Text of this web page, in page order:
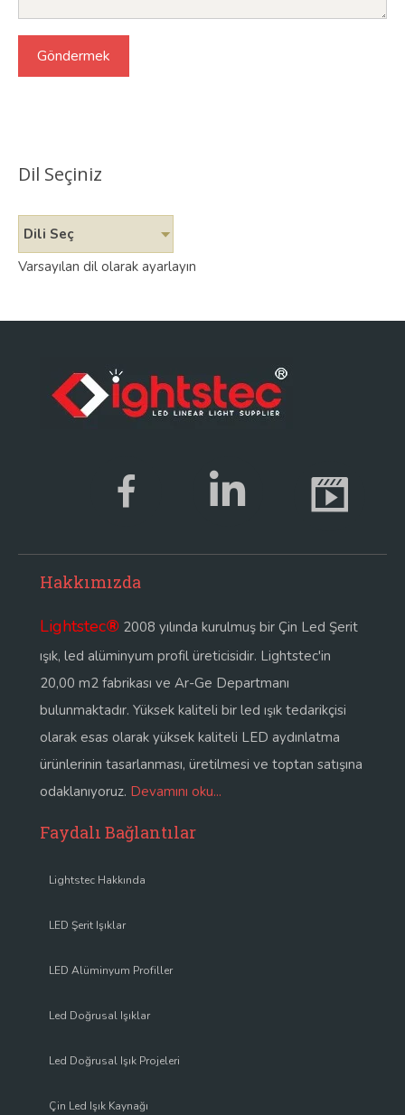
Dil Seçiniz
Dili Seç
Varsayılan dil olarak ayarlayın
Hakkımızda
Lightstec® 2008 yılında kurulmuş bir Çin Led Şerit
ışık, led alüminyum profil üreticisidir. Lightstec'in
20,00 m2 fabrikası ve Ar-Ge Departmanı
bulunmaktadır. Yüksek kaliteli bir led ışık tedarikçisi
olarak esas olarak yüksek kaliteli LED aydınlatma
ürünlerinin tasarlanması, üretilmesi ve toptan satışına
odaklanıyoruz. Devamını oku...
Faydalı Bağlantılar
Lightstec Hakkında
LED Şerit Işıklar
LED Alüminyum Profiller
Led Doğrusal Işıklar
Led Doğrusal Işık Projeleri
Çin Led Işık Kaynağı